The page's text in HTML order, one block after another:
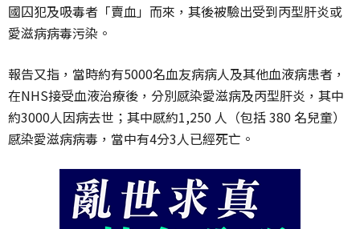
國囚犯及吸毒者「賣血」而來，其後被驗出受到丙型肝炎或
愛滋病病毒污染。
報告又指，當時約有5000名血友病病人及其他血液病患者，
在NHS接受血液治療後，分別感染愛滋病及丙型肝炎，其中
約3000人因病去世；其中感約1,250 人（包括 380 名兒童）
感染愛滋病病毒，當中有4分3人已經死亡。